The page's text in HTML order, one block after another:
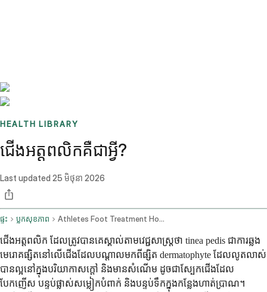
HEALTH LIBRARY
ជើងអត្តពលិកគឺជាអ្វី?
Last updated 25 មិថុនា 2026
ផ្ទះ ប្លុកសុខភាព Athletes Foot Treatment How To Get Rid Of It Fast And When To See A Doctor Online
ជើងអត្តពលិក ដែលត្រូវបានគេស្គាល់តាមវេជ្ជសាស្ត្រថា tinea pedis ជាការឆ្លង
មេរោគផ្សិតនៅលើជើងដែលបណ្តាលមកពីផ្សិត dermatophyte ដែលលូតលាស់
បានល្អនៅក្នុងបរិយាកាសក្តៅ និងមានសំណើម ដូចជាស្បែកជើងដែល
បែកញើស បន្ទប់ផ្លាស់សម្លៀកបំពាក់ និងបន្ទប់ទឹកក្នុងកន្លែងហាត់ប្រាណ។